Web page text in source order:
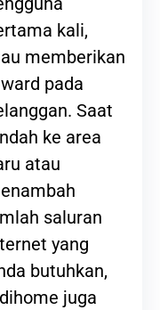
kali,
memberikan
pada
Saat
ke area
atau
saluran
yang
butuhkan,
juga